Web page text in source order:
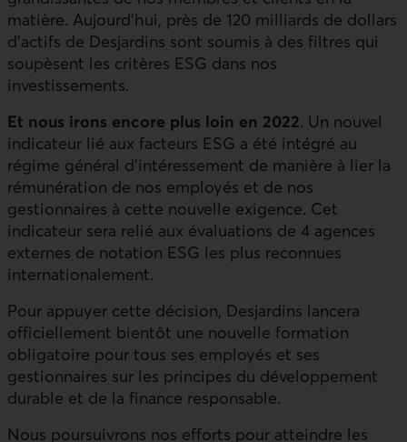
matière. Aujourd’hui, près de 120 milliards de dollars
d’actifs de Desjardins sont soumis à des filtres qui
soupèsent les critères ESG dans nos
investissements.
Et nous irons encore plus loin en 2022. Un nouvel
indicateur lié aux facteurs ESG a été intégré au
régime général d’intéressement de manière à lier la
rémunération de nos employés et de nos
gestionnaires à cette nouvelle exigence. Cet
indicateur sera relié aux évaluations de 4 agences
externes de notation ESG les plus reconnues
internationalement.
Pour appuyer cette décision, Desjardins lancera
officiellement bientôt une nouvelle formation
obligatoire pour tous ses employés et ses
gestionnaires sur les principes du développement
durable et de la finance responsable.
Nous poursuivrons nos efforts pour atteindre les